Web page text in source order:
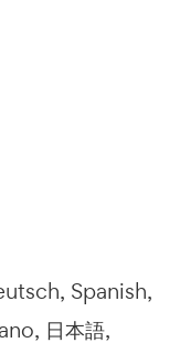
Spanish
日本語